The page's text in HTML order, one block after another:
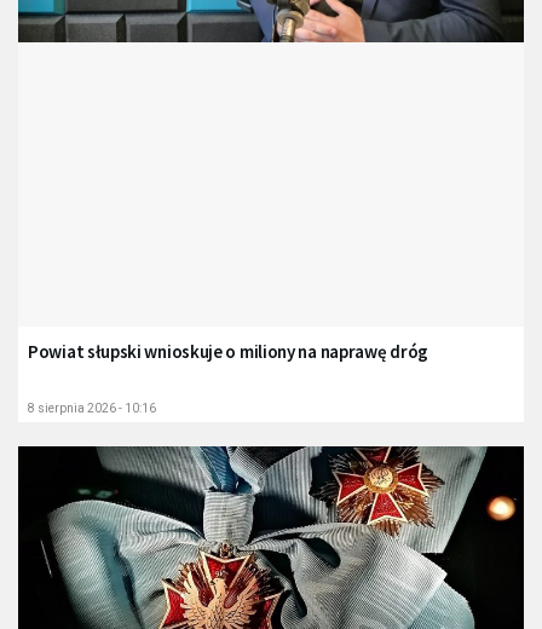
Powiat słupski wnioskuje o miliony na naprawę dróg
8 sierpnia 2026 - 10:16